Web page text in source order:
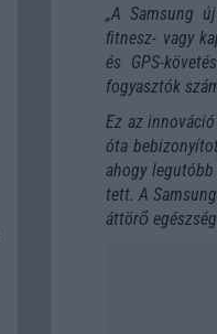
„A Samsung
fitnesz- vagy
és GPS-
fogyasztók
Ez az
óta
ahogy
tett. A
áttörő